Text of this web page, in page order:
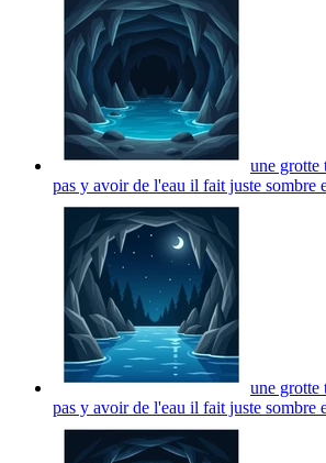
une grotte
pas y avoir de l'eau il fait juste sombre
une grotte
pas y avoir de l'eau il fait juste sombre